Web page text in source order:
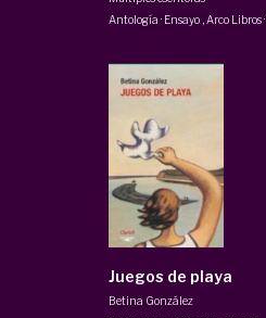
Antología · Ensayo, Arco Libros·
Juegos de playa
Betina González